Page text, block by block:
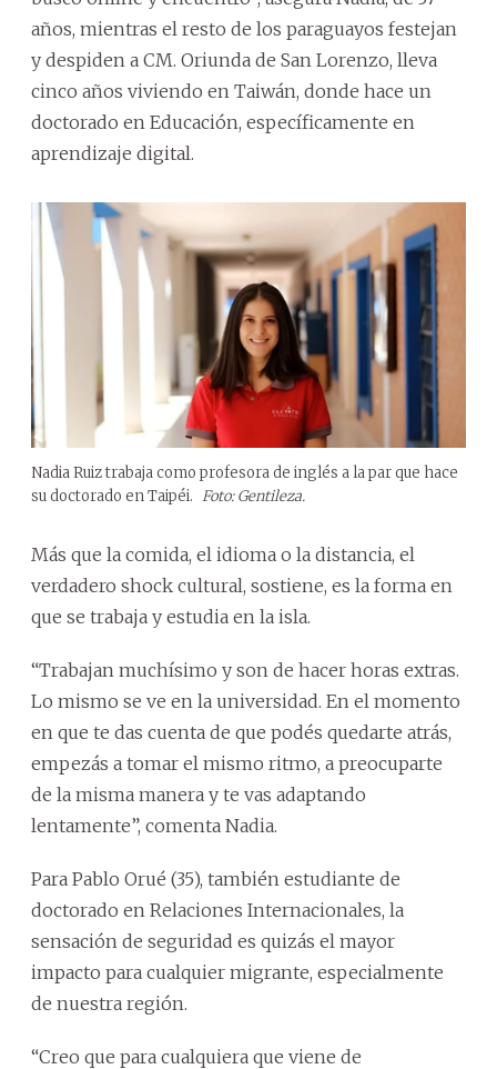
años, mientras el resto de los paraguayos festejan
y despiden a CM. Oriunda de San Lorenzo, lleva
cinco años viviendo en Taiwán, donde hace un
doctorado en Educación, específicamente en
aprendizaje digital.
Nadia Ruiz trabaja como profesora de inglés a la par que hace
su doctorado en Taipéi. Foto: Gentileza.
Más que la comida, el idioma o la distancia, el
verdadero shock cultural, sostiene, es la forma en
que se trabaja y estudia en la isla.
“Trabajan muchísimo y son de hacer horas extras.
Lo mismo se ve en la universidad. En el momento
en que te das cuenta de que podés quedarte atrás,
empezás a tomar el mismo ritmo, a preocuparte
de la misma manera y te vas adaptando
lentamente”, comenta Nadia.
Para Pablo Orué (35), también estudiante de
doctorado en Relaciones Internacionales, la
sensación de seguridad es quizás el mayor
impacto para cualquier migrante, especialmente
de nuestra región.
“Creo que para cualquiera que viene de